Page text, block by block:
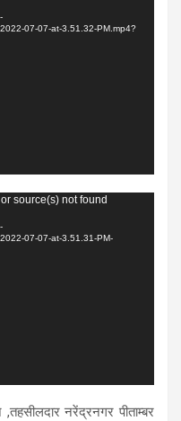
07-07-at-3.51.32-PM.mp4?
source(s) not found
07-07-at-3.51.31-PM-
नरेंद्रनगर पीताम्बर